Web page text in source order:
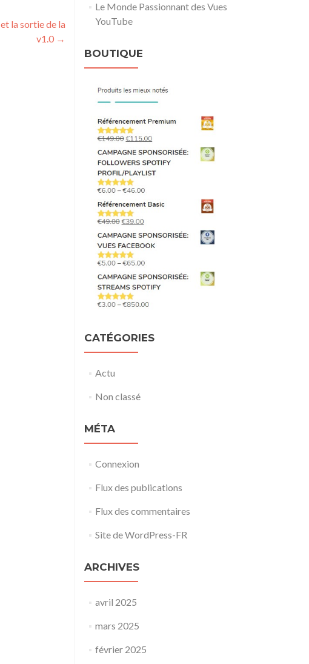
la sortie de la
v1.0 →
Le Monde Passionnant des Vues
YouTube
BOUTIQUE
CATÉGORIES
Actu
Non classé
MÉTA
Connexion
Flux des publications
Flux des commentaires
Site de WordPress-FR
ARCHIVES
avril 2025
mars 2025
février 2025